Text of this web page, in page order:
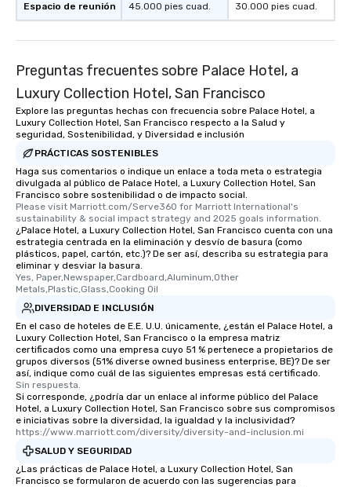
will reminisce about
convenient and
restaurants are within
walking distance of
short stroll allows
heading to the next
Our tours offer an
entertainment. All
knowledgeable,
who leads the group
along the way
ensuring there is
Different Types of
experiences offer the
several renowned
convenient outing,
and your guests
a way to try some of
Espacio de reunión 45.000 pies cuad. 30.000 pies cuad.
Preguntas frecuentes sobre Palace Hotel, a
Luxury Collection Hotel, San Francisco
Explore las preguntas hechas con frecuencia sobre Palace Hotel, a
Luxury Collection Hotel, San Francisco respecto a la Salud y
seguridad, Sostenibilidad, y Diversidad e inclusión
PRÁCTICAS SOSTENIBLES
Haga sus comentarios o indique un enlace a toda meta o estrategia
divulgada al público de Palace Hotel, a Luxury Collection Hotel, San
Francisco sobre sostenibilidad o de impacto social.
Please visit Marriott.com/Serve360 for Marriott International's
sustainability & social impact strategy and 2025 goals information.
¿Palace Hotel, a Luxury Collection Hotel, San Francisco cuenta con una
estrategia centrada en la eliminación y desvío de basura (como
plásticos, papel, cartón, etc.)? De ser así, describa su estrategia para
eliminar y desviar la basura.
Yes, Paper,Newspaper,Cardboard,Aluminum,Other
Metals,Plastic,Glass,Cooking Oil
DIVERSIDAD E INCLUSIÓN
En el caso de hoteles de E.E. U.U. únicamente, ¿están el Palace Hotel, a
Luxury Collection Hotel, San Francisco o la empresa matriz
certificados como una empresa cuyo 51 % pertenece a propietarios de
grupos diversos (51% diverse owned business enterprise, BE)? De ser
así, indique como cuál de las siguientes empresas está certificado.
Sin respuesta.
Si corresponde, ¿podría dar un enlace al informe público del Palace
Hotel, a Luxury Collection Hotel, San Francisco sobre sus compromisos
e iniciativas sobre la diversidad, la igualdad y la inclusividad?
https://www.marriott.com/diversity/diversity-and-inclusion.mi
SALUD Y SEGURIDAD
¿Las prácticas de Palace Hotel, a Luxury Collection Hotel, San
Francisco se formularon de acuerdo con las sugerencias para